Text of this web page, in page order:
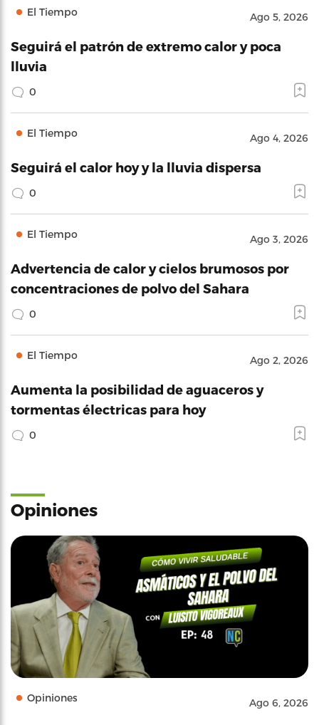
El Tiempo Ago 5, 2026
Seguirá el patrón de extremo calor y poca
lluvia
0
El Tiempo Ago 4, 2026
Seguirá el calor hoy y la lluvia dispersa
0
El Tiempo Ago 3, 2026
Advertencia de calor y cielos brumosos por
concentraciones de polvo del Sahara
0
El Tiempo Ago 2, 2026
Aumenta la posibilidad de aguaceros y
tormentas électricas para hoy
0
Opiniones
Opiniones Ago 6, 2026